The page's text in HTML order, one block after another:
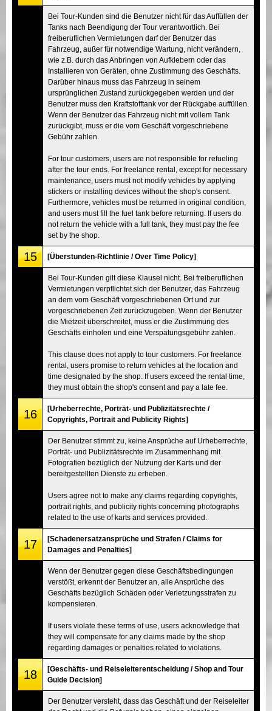
Bei Tour-Kunden sind die Benutzer nicht für das Auffüllen der
Tanks nach Beendigung der Tour verantwortlich. Bei
freiberuflichen Vermietungen darf der Benutzer das
Fahrzeug, außer für notwendige Wartung, nicht verändern,
wie z.B. durch das Anbringen von Aufklebern oder das
Installieren von Geräten, ohne Zustimmung des Geschäfts.
Darüber hinaus muss das Fahrzeug in seinem
ursprünglichen Zustand zurückgegeben werden und der
Benutzer muss den Kraftstofftank vor der Rückgabe auffüllen.
Wenn der Benutzer das Fahrzeug nicht mit vollem Tank
zurückgibt, muss er die vom Geschäft vorgeschriebene
Gebühr zahlen.
For tour customers, users are not responsible for refueling
after the tour ends. For freelance rental, except for necessary
maintenance, users must not modify vehicles by applying
stickers or installing devices without the shop's consent.
Furthermore, vehicles must be returned in original condition,
and users must fill the fuel tank before returning. If users do
not return the vehicle with a full tank, they must pay the fee
set by the shop.
15 [Überstunden-Richtlinie / Over Time Policy]
Bei Tour-Kunden gilt diese Klausel nicht. Bei freiberuflichen
Vermietungen verpflichtet sich der Benutzer, das Fahrzeug
an dem vom Geschäft vorgeschriebenen Ort und zur
vorgeschriebenen Zeit zurückzugeben. Wenn der Benutzer
die Mietzeit überschreitet, muss er die Zustimmung des
Geschäfts einholen und eine Verspätungsgebühr zahlen.
This clause does not apply to tour customers. For freelance
rental, users promise to return vehicles at the location and
time designated by the shop. If users exceed the rental time,
they must obtain the shop's consent and pay a late fee.
16
[Urheberrechte, Porträt- und Publizitätsrechte /
Copyrights, Portrait and Publicity Rights]
Der Benutzer stimmt zu, keine Ansprüche auf Urheberrechte,
Porträt- und Publizitätsrechte im Zusammenhang mit
Fotografien bezüglich der Nutzung der Karts und der
bereitgestellten Dienste zu erheben.
Users agree not to make any claims regarding copyrights,
portrait rights, and publicity rights concerning photographs
related to the use of karts and services provided.
17
[Schadenersatzansprüche und Strafen / Claims for
Damages and Penalties]
Wenn der Benutzer gegen diese Geschäftsbedingungen
verstößt, erkennt der Benutzer an, alle Ansprüche des
Geschäfts bezüglich Schäden oder Verletzungsstrafen zu
kompensieren.
If users violate these terms of use, users acknowledge that
they will compensate for any claims made by the shop
regarding damages or penalties related to violations.
18
[Geschäfts- und Reiseleiterentscheidung / Shop and Tour
Guide Decision]
Der Benutzer versteht, dass das Geschäft und der Reiseleiter